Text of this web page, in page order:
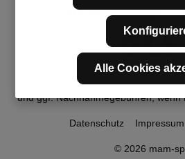
* Alle Preise inkl. gesetzl.
und ggf. Nachnahmegebühren,
© 2026 mam-
Datenschutz Impressum
Alle Cookies